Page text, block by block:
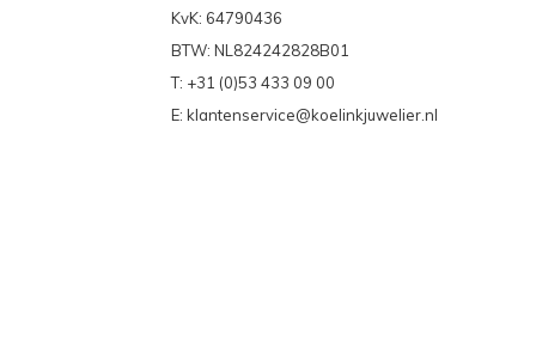
KvK: 64790436
BTW: NL824242828B01
T: +31 (0)53 433 09 00
E: klantenservice@koelinkjuwelier.nl